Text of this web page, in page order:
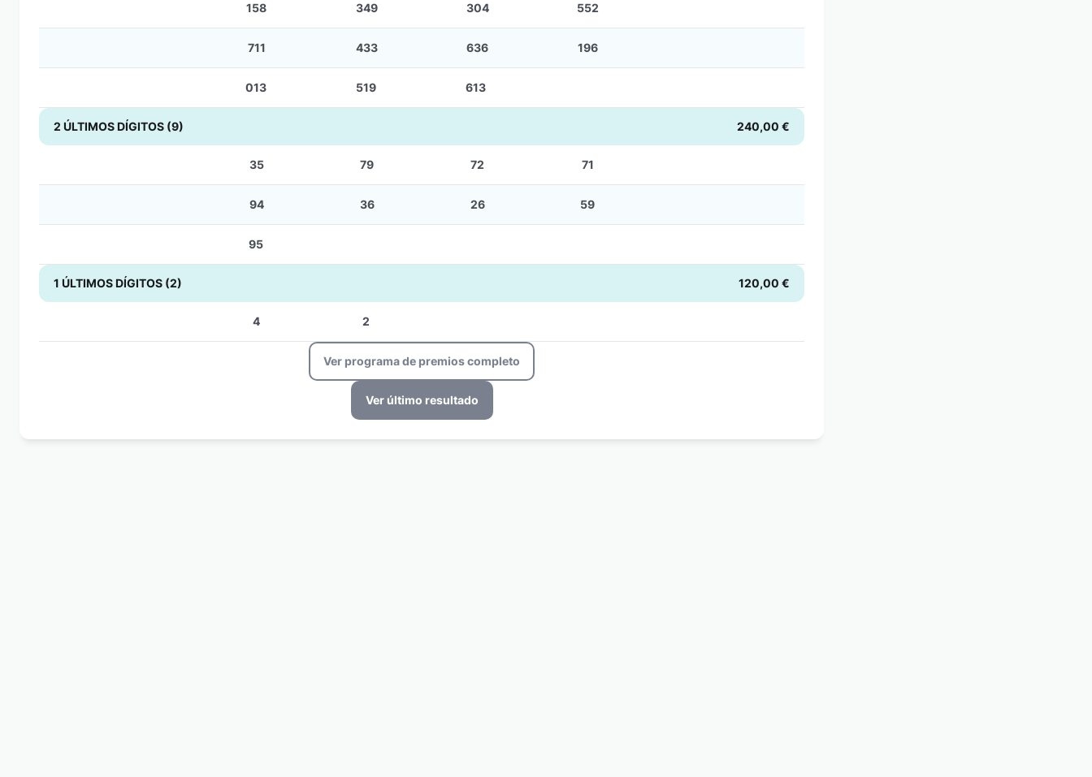
158 349 304 552
711 433 636 196
013 519 613
2 ÚLTIMOS DÍGITOS (9) 240,00 €
35 79 72 71
94 36 26 59
95
1 ÚLTIMOS DÍGITOS (2) 120,00 €
4 2
Ver programa de premios completo
Ver último resultado